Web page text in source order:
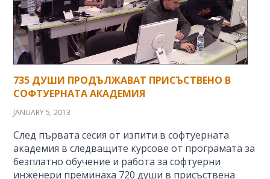
735 ДУШИ ПРОДЪЛЖАВАТ ПРИСЪСТВЕНО В
СОФТУЕРНАТА АКАДЕМИЯ
JANUARY 5, 2013
След първата сесия от изпити в софтуерната
академия в следващите курсове от програмата за
безплатно обучение и работа за софтуерни
инженери преминаха 720 души в присъствена